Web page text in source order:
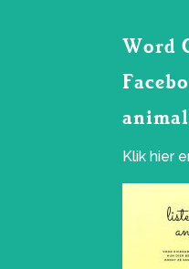
Word
Klikhier